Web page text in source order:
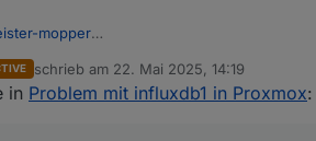
mopper
schrieb am 22. Mai 2025, 14:19
zuletzt editiert von
in Problem mit influxdb1 in Proxmox: